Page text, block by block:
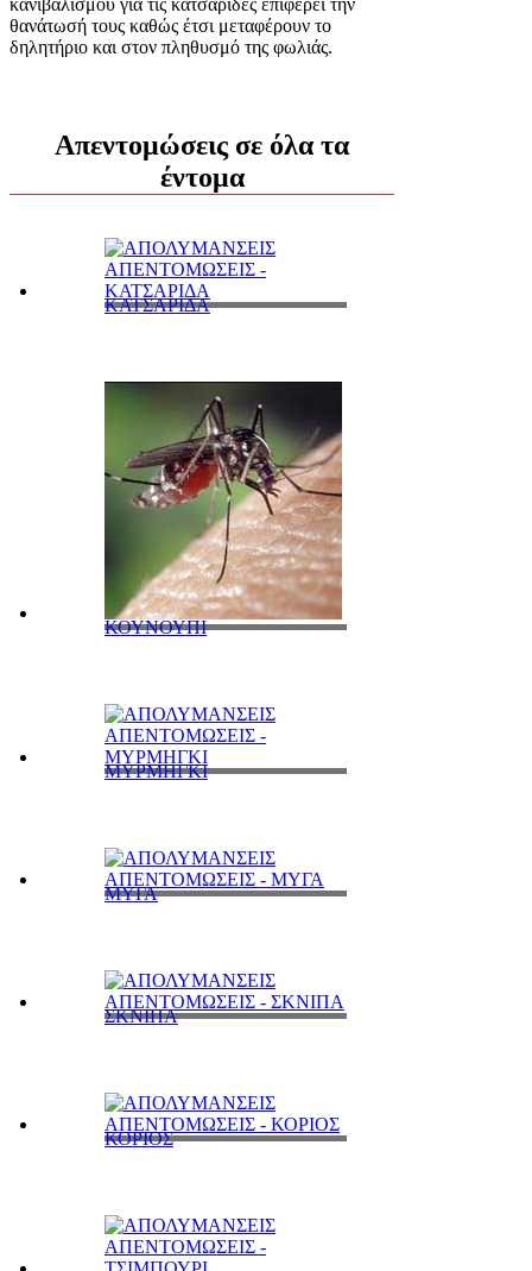
κανιβαλισμού για τις κατσαρίδες επιφέρει την
θανάτωσή τους καθώς έτσι μεταφέρουν το
δηλητήριο και στον πληθυσμό της φωλιάς.
Απεντομώσεις σε όλα τα
έντομα
ΚΑΤΣΑΡΙΔΑ
ΚΟΥΝΟΥΠΙ
ΜΥΡΜΗΓΚΙ
ΜΥΓΑ
ΣΚΝΙΠΑ
ΚΟΡΙΟΣ